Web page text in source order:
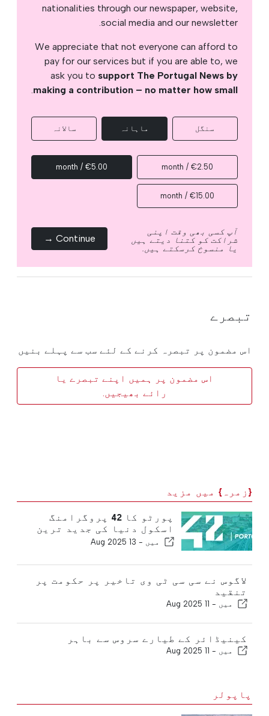
nationalities through our newspaper, website,
social media and our newsletter.
We appreciate that not everyone can afford to
pay for our services but if you are able to, we
ask you to support The Portugal News by
making a contribution – no matter how small
.
سنگل ماہانہ سالانہ
€2.50 / month
€5.00 / month
€15.00 / month
آپ کسی بھی وقت اپنی
شراکت کو کتنا دیتے ہیں
یا منسوخ کرسکتے ہیں.
Continue →
تبصرے
اس مضمون پر تبصرہ کرنے کے لئے سب سے پہلے بنیں
اس مضمون پر ہمیں اپنے تبصرے یا
رائے بھیجیں.
{زمرہ} میں مزید
پورٹو کا 42 پروگرامنگ
اسکول دنیا کی جدید ترین
یونیورسٹیوں میں شامل ہے
میں - 13 Aug 2025
لاگوس نے سی سی ٹی وی تاخیر پر حکومت پر
تنقید
میں - 11 Aug 2025
کینیڈائر کے طیارے سروس سے باہر
میں - 11 Aug 2025
پاپولر